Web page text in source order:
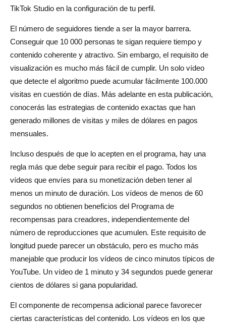
TikTok Studio en la configuración de tu perfil.
El número de seguidores tiende a ser la mayor barrera.
Conseguir que 10 000 personas te sigan requiere tiempo y
contenido coherente y atractivo. Sin embargo, el requisito de
visualización es mucho más fácil de cumplir. Un solo vídeo
que detecte el algoritmo puede acumular fácilmente 100.000
visitas en cuestión de días. Más adelante en esta publicación,
conocerás las estrategias de contenido exactas que han
generado millones de visitas y miles de dólares en pagos
mensuales.
Incluso después de que lo acepten en el programa, hay una
regla más que debe seguir para recibir el pago. Todos los
vídeos que envíes para su monetización deben tener al
menos un minuto de duración. Los vídeos de menos de 60
segundos no obtienen beneficios del Programa de
recompensas para creadores, independientemente del
número de reproducciones que acumulen. Este requisito de
longitud puede parecer un obstáculo, pero es mucho más
manejable que producir los vídeos de cinco minutos típicos de
YouTube. Un vídeo de 1 minuto y 34 segundos puede generar
cientos de dólares si gana popularidad.
El componente de recompensa adicional parece favorecer
ciertas características del contenido. Los vídeos en los que